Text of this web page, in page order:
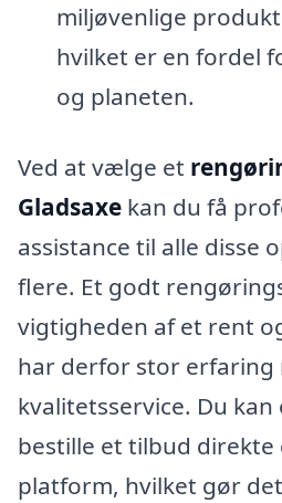
miljøvenlige
hvilket er en fordel
og planeten.
Ved at vælge et
Gladsaxe kan du få
assistance til alle disse
flere. Et godt
vigtigheden af et rent
har derfor stor erfaring
kvalitetsservice. Du
bestille et tilbud direkte
platform, hvilket gør